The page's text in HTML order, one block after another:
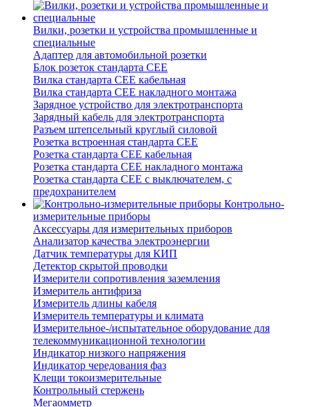
Вилки, розетки и устройства промышленные и
специальные
Адаптер для автомобильной розетки
Блок розеток стандарта CEE
Вилка стандарта CEE кабельная
Вилка стандарта CEE накладного монтажа
Зарядное устройство для электротранспорта
Зарядный кабель для электротранспорта
Разъем штепсельный круглый силовой
Розетка встроенная стандарта CEE
Розетка стандарта СЕЕ кабельная
Розетка стандарта СЕЕ накладного монтажа
Розетка стандарта СЕЕ с выключателем, с
предохранителем
Контрольно-
измерительные приборы
Аксессуары для измерительных приборов
Анализатор качества электроэнергии
Датчик температуры для КИП
Детектор скрытой проводки
Измерители сопротивления заземления
Измеритель антифриза
Измеритель длины кабеля
Измеритель температуры и климата
Измерительное-/испытательное оборудование для
телекоммуникационной технологии
Индикатор низкого напряжения
Индикатор чередования фаз
Клещи токоизмерительные
Контрольный стержень
Мегаомметр